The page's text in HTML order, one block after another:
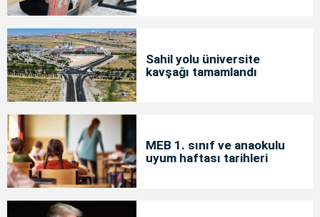
Sahil yolu üniversite
kavşağı tamamlandı
MEB 1. sınıf ve anaokulu
uyum haftası tarihleri